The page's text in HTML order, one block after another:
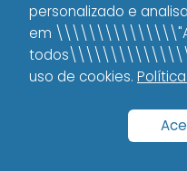
uma
aprimorar
Mitos e
personalizado e
em
todos\\\\\\\\\\\\\\\",
uso de cookies.